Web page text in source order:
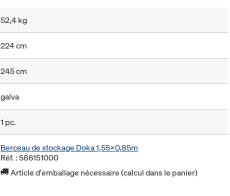
52,4 kg
224 cm
245 cm
galva
1 pc.
Berceau de stockage Doka 1,55x0,85m
Réf. : 586151000
Article d'emballage nécessaire (calcul dans le panier)